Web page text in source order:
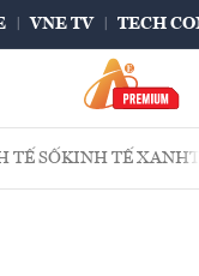
VNE TV TECH
TẾ SỐKINH TẾ XANH